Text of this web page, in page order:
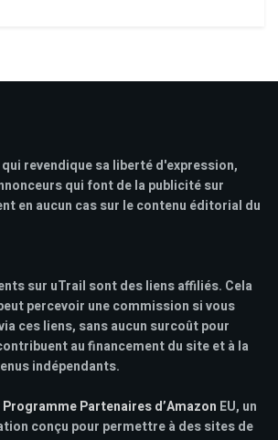
revendique sa liberté d'expression,
qui font de la publicité sur
en aucun cas sur le contenu éditorial du
sur uTrail sont des liens affiliés. Cela
percevoir une commission si vous
ces liens, sans aucun surcoût pour
au financement du site et à la
indépendants.
Programme Partenaires d’Amazon EU, un
conçu pour permettre à des sites de